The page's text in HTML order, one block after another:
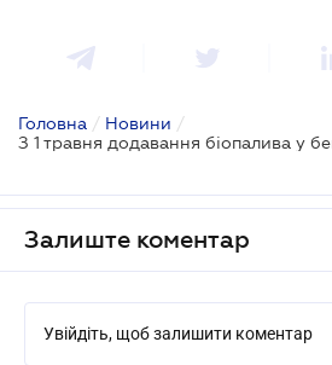
Головна / Новини /
Залиште коментар
Увійдіть, щоб залишити коментар